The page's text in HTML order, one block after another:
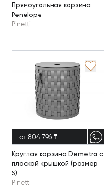
Прямоугольная корзина
Penelope
Pinetti
от 804 796 ₸
Круглая корзина Demetra с
плоской крышкой (размер
S)
Pinetti